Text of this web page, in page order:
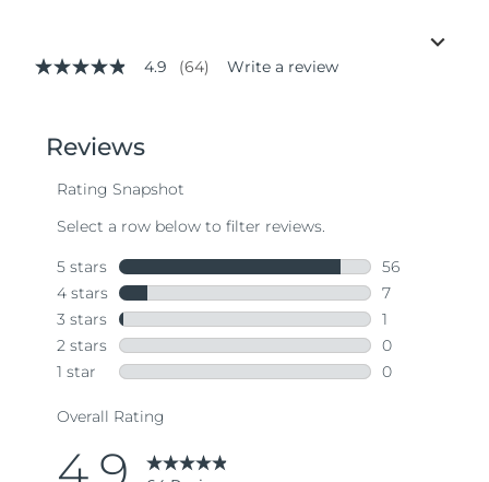
4.9
stars,
average
value.
Same
page
link.
4.9 (64) Write a review